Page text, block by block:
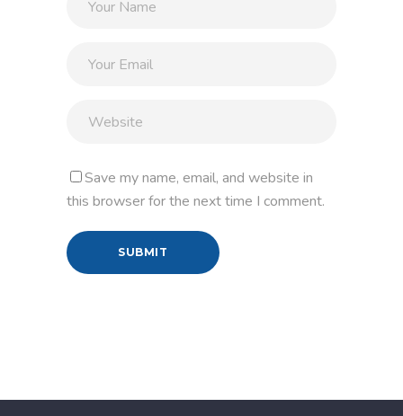
Save my name, email, and website in
this browser for the next time I comment.